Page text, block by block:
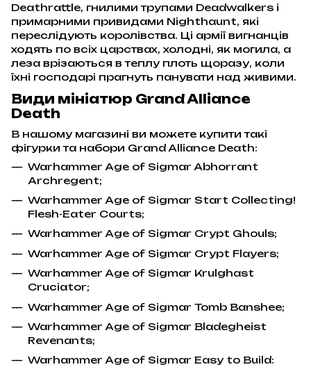
Deathrattle, гнилими трупами Deadwalkers і
примарними привидами Nighthaunt, які
переслідують королівства. Ці армії вигнанців
ходять по всіх царствах, холодні, як могила, а
леза врізаються в теплу плоть щоразу, коли
їхні господарі прагнуть панувати над живими.
Види мініатюр Grand Alliance
Death
В нашому магазині ви можете купити такі
фігурки та набори Grand Alliance Death:
Warhammer Age of Sigmar Abhorrant
Archregent;
Warhammer Age of Sigmar Start Collecting!
Flesh-Eater Courts;
Warhammer Age of Sigmar Crypt Ghouls;
Warhammer Age of Sigmar Crypt Flayers;
Warhammer Age of Sigmar Krulghast
Cruciator;
Warhammer Age of Sigmar Tomb Banshee;
Warhammer Age of Sigmar Bladegheist
Revenants;
Warhammer Age of Sigmar Easy to Build: